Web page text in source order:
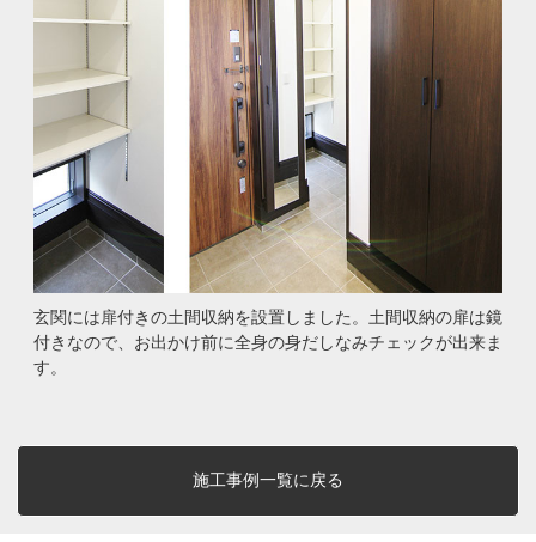
玄関には扉付きの土間収納を設置しました。土間収納の扉は鏡
付きなので、お出かけ前に全身の身だしなみチェックが出来ま
す。
施工事例一覧に戻る